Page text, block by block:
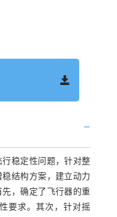
稳定性问题，针对整
结构方案，建立动力
，确定了飞行器的重
要求。其次，针对摇